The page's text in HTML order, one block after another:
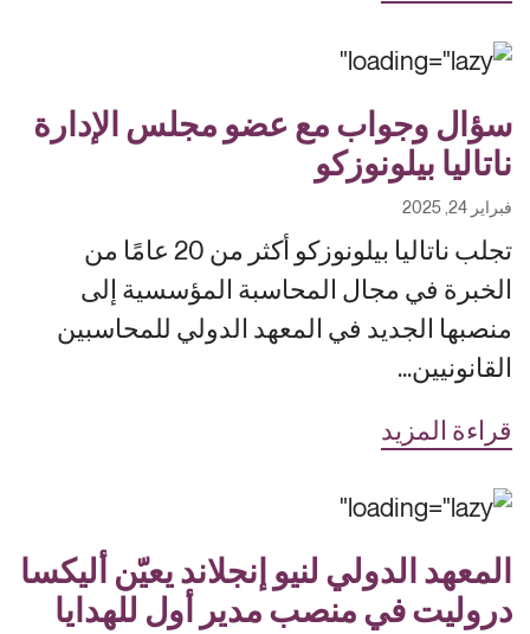
سؤال وجواب مع عضو مجلس الإدارة
ناتاليا بيلونوزكو
فبراير 24, 2025
تجلب ناتاليا بيلونوزكو أكثر من 20 عامًا من
الخبرة في مجال المحاسبة المؤسسية إلى
منصبها الجديد في المعهد الدولي للمحاسبين
القانونيين...
قراءة المزيد
المعهد الدولي لنيو إنجلاند يعيّن أليكسا
دروليت في منصب مدير أول للهدايا